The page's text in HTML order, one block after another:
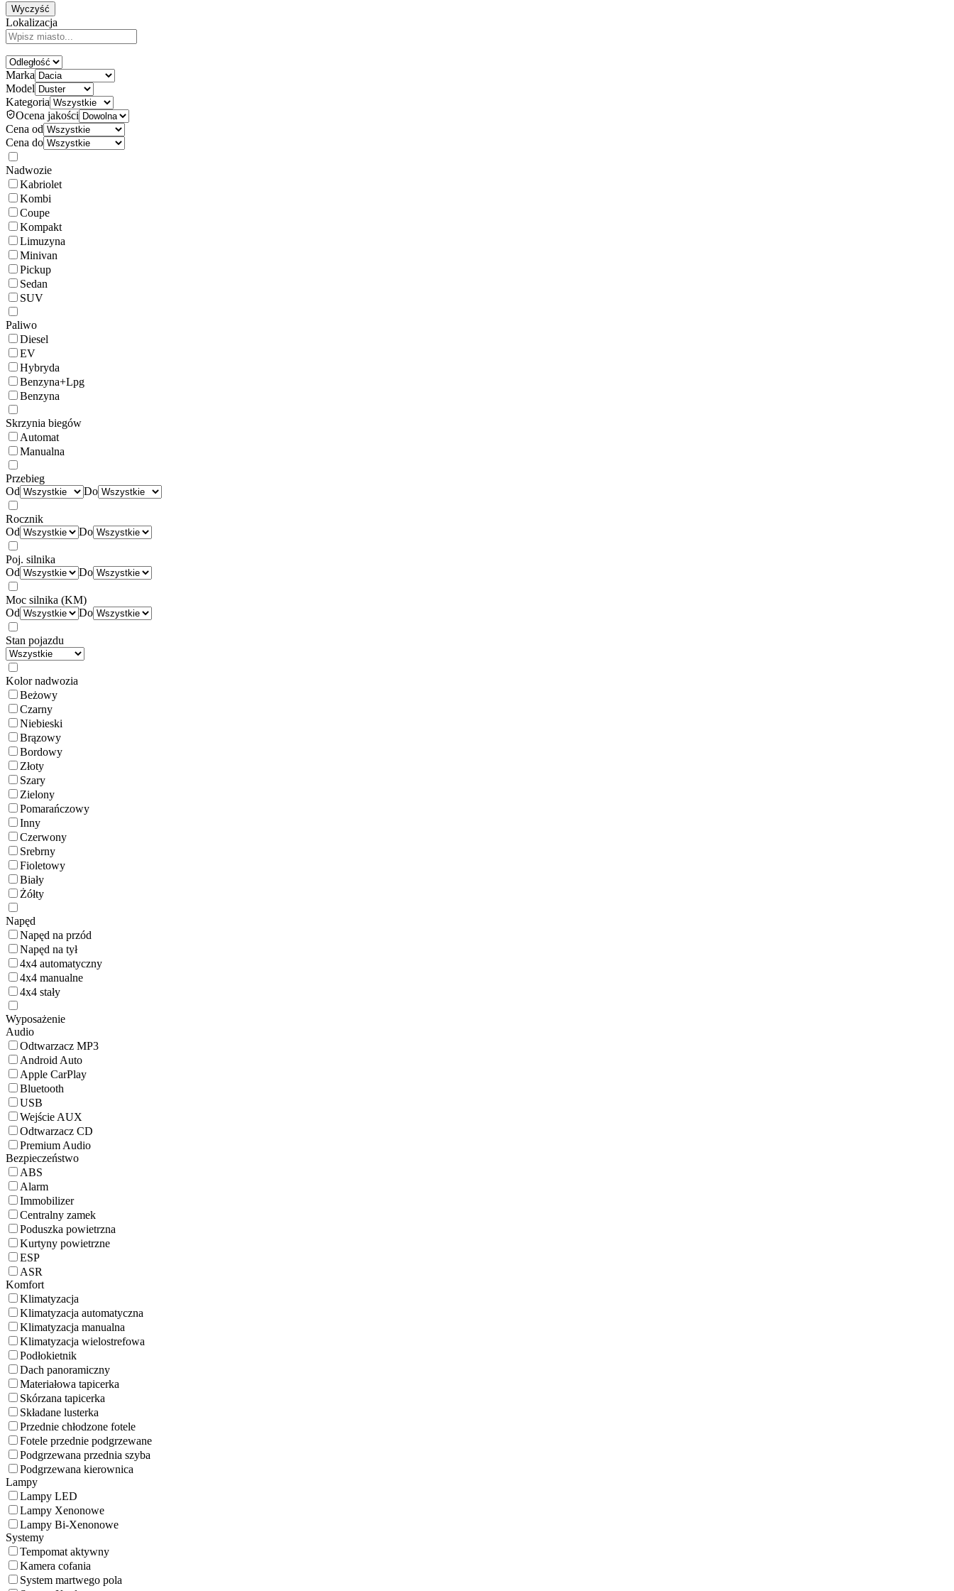
Wyczyść
Lokalizacja
Marka
Model
Kategoria
Ocena jakości
Cena od
Cena do
Nadwozie
Kabriolet
Kombi
Coupe
Kompakt
Limuzyna
Minivan
Pickup
Sedan
SUV
Paliwo
Diesel
EV
Hybryda
Benzyna+Lpg
Benzyna
Skrzynia biegów
Automat
Manualna
Przebieg
Od
Do
Rocznik
Od
Do
Poj. silnika
Od
Do
Moc silnika (KM)
Od
Do
Stan pojazdu
Kolor nadwozia
Beżowy
Czarny
Niebieski
Brązowy
Bordowy
Złoty
Szary
Zielony
Pomarańczowy
Inny
Czerwony
Srebrny
Fioletowy
Biały
Żółty
Napęd
Napęd na przód
Napęd na tył
4x4 automatyczny
4x4 manualne
4x4 stały
Wyposażenie
Audio
Odtwarzacz MP3
Android Auto
Apple CarPlay
Bluetooth
USB
Wejście AUX
Odtwarzacz CD
Premium Audio
Bezpieczeństwo
ABS
Alarm
Immobilizer
Centralny zamek
Poduszka powietrzna
Kurtyny powietrzne
ESP
ASR
Komfort
Klimatyzacja
Klimatyzacja automatyczna
Klimatyzacja manualna
Klimatyzacja wielostrefowa
Podłokietnik
Dach panoramiczny
Materiałowa tapicerka
Skórzana tapicerka
Składane lusterka
Przednie chłodzone fotele
Fotele przednie podgrzewane
Podgrzewana przednia szyba
Podgrzewana kierownica
Lampy
Lampy LED
Lampy Xenonowe
Lampy Bi-Xenonowe
Systemy
Tempomat aktywny
Kamera cofania
System martwego pola